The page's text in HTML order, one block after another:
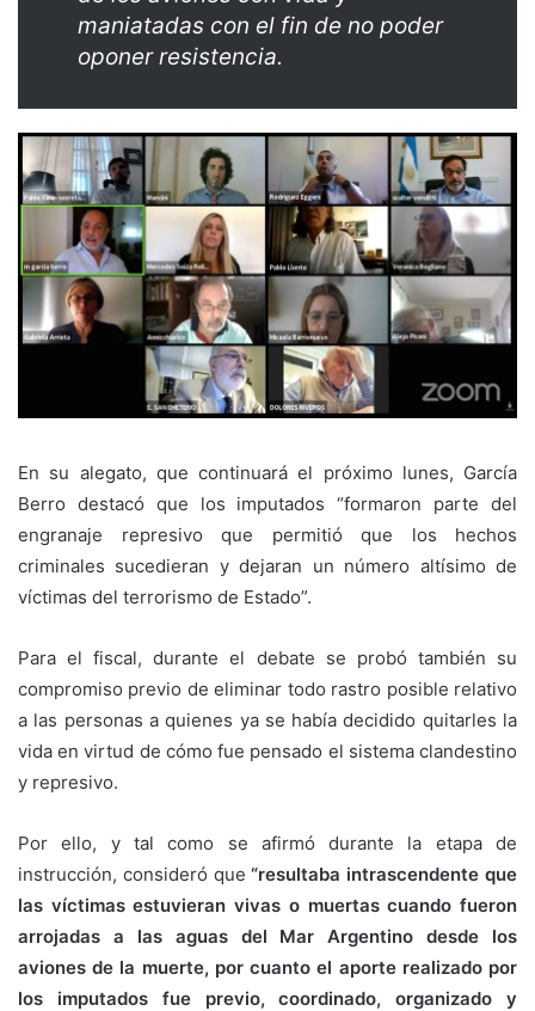
maniatadas con el fin de no poder
oponer resistencia.
En su alegato, que continuará el próximo lunes, García
Berro destacó que los imputados “formaron parte del
engranaje represivo que permitió que los hechos
criminales sucedieran y dejaran un número altísimo de
víctimas del terrorismo de Estado”.
Para el fiscal, durante el debate se probó también su
compromiso previo de eliminar todo rastro posible relativo
a las personas a quienes ya se había decidido quitarles la
vida en virtud de cómo fue pensado el sistema clandestino
y represivo.
Por ello, y tal como se afirmó durante la etapa de
instrucción, consideró que“resultaba intrascendente que
las víctimas estuvieran vivas o muertas cuando fueron
arrojadas a las aguas del Mar Argentino desde los
aviones de la muerte, por cuanto el aporte realizado por
los imputados fue previo, coordinado, organizado y